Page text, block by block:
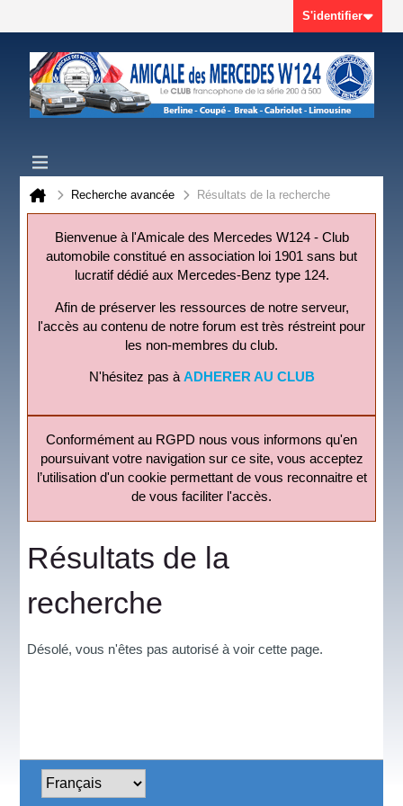
S'identifier
Recherche avancée Résultats de la recherche
Bienvenue à l'Amicale des Mercedes W124 - Club
automobile constitué en association loi 1901 sans but
lucratif dédié aux Mercedes-Benz type 124.
Afin de préserver les ressources de notre serveur,
l'accès au contenu de notre forum est très réstreint pour
les non-membres du club.
N'hésitez pas àADHERER AU CLUB
Conformément au RGPD nous vous informons qu'en
poursuivant votre navigation sur ce site, vous acceptez
l’utilisation d'un cookie permettant de vous reconnaitre et
de vous faciliter l'accès.
Résultats de la
recherche
Désolé, vous n'êtes pas autorisé à voir cette page.